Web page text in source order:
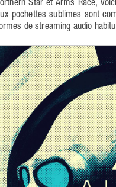
Star et Arms Race,
pochettes sublimes sont
de streaming audio